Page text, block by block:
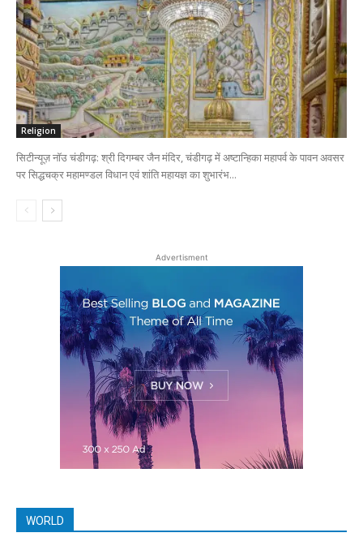
Religion
सिटीन्यूज़ नॉउ चंडीगढ़: श्री दिगम्बर जैन मंदिर, चंडीगढ़ में अष्टान्हिका महापर्व के पावन अवसर
पर सिद्धचक्र महामण्डल विधान एवं शांति महायज्ञ का शुभारंभ...
Advertisment
WORLD